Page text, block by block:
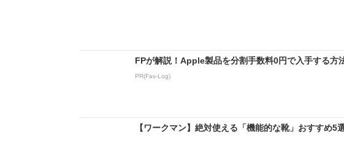
FPが解説！Apple製品を分割手数料0円で入手する方
PR(Fav-Log)
【ワークマン】絶対使える「機能的な靴」おすすめ